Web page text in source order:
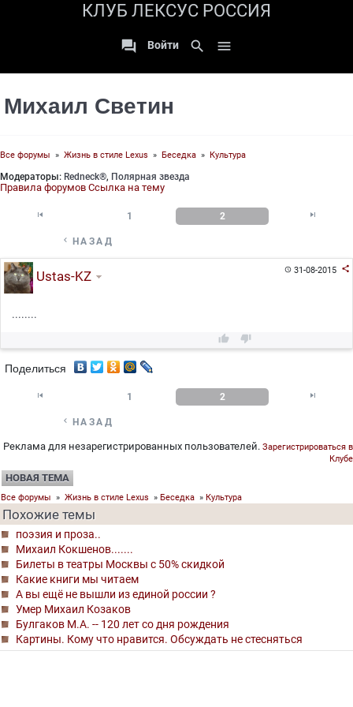
КЛУБ ЛЕКСУС РОССИЯ
 Войти search 
Михаил Светин
Все форумы » Жизнь в стиле Lexus » Беседка » Культура
Модераторы: Redneck®, Полярная звезда
Правила форумов Ссылка на тему
 1 2 
 НАЗАД
31-08-2015 
Ustas-KZ
........
 
Поделиться
 1 2 
 НАЗАД
Реклама для незарегистрированных пользователей. Зарегистрироваться в
Клубе
НОВАЯ ТЕМА
Все форумы » Жизнь в стиле Lexus » Беседка » Культура
Похожие темы
поэзия и проза..
Михаил Кокшенов.......
Билеты в театры Москвы с 50% скидкой
Какие книги мы читаем
А вы ещё не вышли из единой россии ?
Умер Михаил Козаков
Булгаков М.А. -- 120 лет со дня рождения
Картины. Кому что нравится. Обсуждать не стесняться